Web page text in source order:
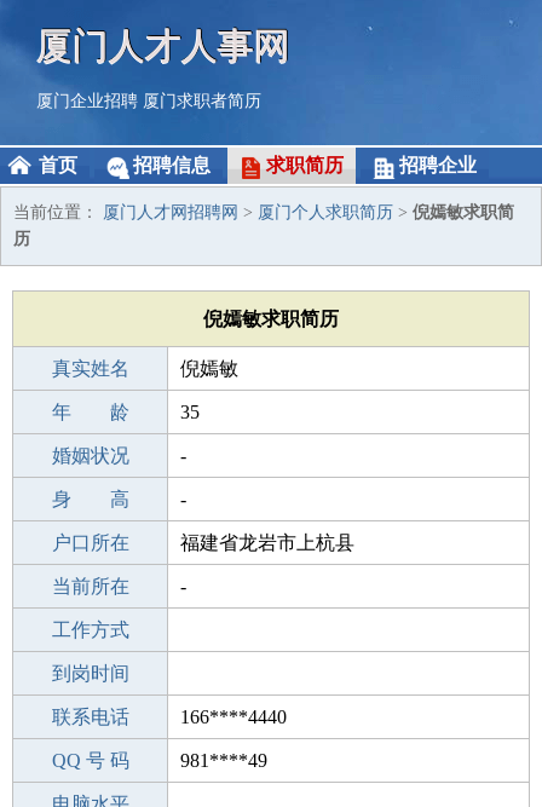
厦门人才人事网
厦门企业招聘 厦门求职者简历
首页 招聘信息 求职简历 招聘企业
当前位置： 厦门人才网招聘网 > 厦门个人求职简历 > 倪嫣敏求职简
历
倪嫣敏求职简历
真实姓名 倪嫣敏
性 别 女
年 龄 35
出生年月 1991-03-23
婚姻状况 -
学 历 初中
身 高 -
毕业学校 沙田乡五里堆初级中学
户口所在 福建省龙岩市上杭县
所学专业 -
当前所在 -
工作经验
工作方式
驾 照
到岗时间
期望月薪
联系电话 166****4440
手机号码 166****4440
QQ 号 码 981****49